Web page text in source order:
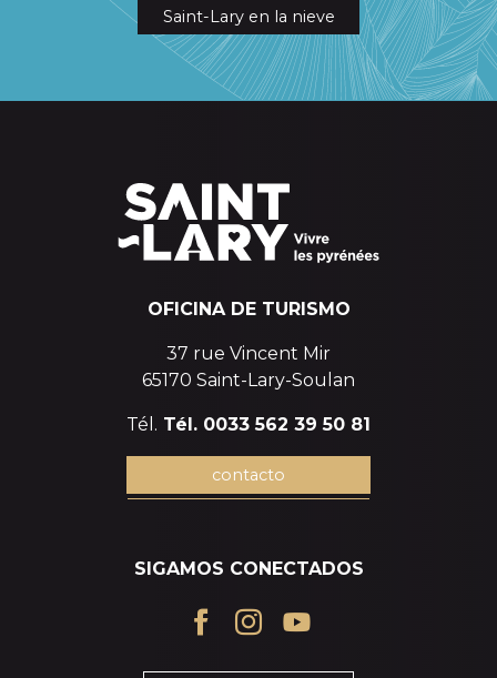
Saint-Lary en la nieve
OFICINA DE TURISMO
37 rue Vincent Mir
65170 Saint-Lary-Soulan
Tél. Tél. 0033 562 39 50 81
contacto
SIGAMOS CONECTADOS